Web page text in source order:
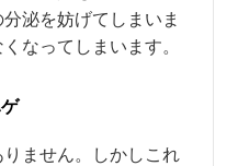
泌を妨げてしまいま
なってしまいます。
ません。しかしこれ